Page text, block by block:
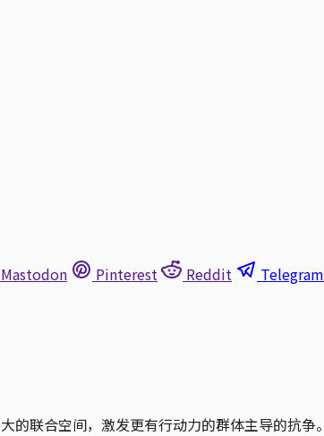
Mastodon Pinterest Reddit Telegram
联合空间，激发更有行动力的群体主导的抗争。